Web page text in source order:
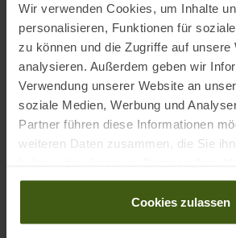
Wir verwenden Cookies, um Inhalte
personalisieren, Funktionen für
zu können und die Zugriffe auf unsere
analysieren. Außerdem geben wir
Verwendung unserer Website an
soziale Medien, Werbung und
Partner führen diese Informationen
weiteren Daten zusammen, die Sie
gesammelt haben.
Cookies zulassen
Partner von:
PRODUKTEIGENSCHAFTEN: